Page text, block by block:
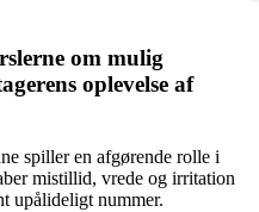
om mulig
oplevelse af
spiller en afgørende rolle i
mistillid, vrede og irritation
upålideligt nummer.